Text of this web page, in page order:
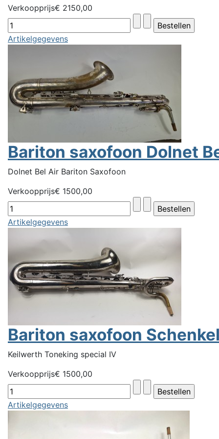
Verkoopprijs€ 2150,00
Artikelgegevens
Bariton saxofoon Dolnet
Dolnet Bel Air Bariton Saxofoon
Verkoopprijs€ 1500,00
Artikelgegevens
Bariton saxofoon
Keilwerth Toneking special IV
Verkoopprijs€ 1500,00
Artikelgegevens